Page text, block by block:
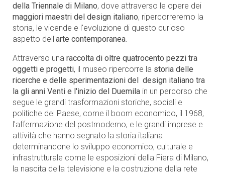
della Triennale di Milano, dove attraverso le opere dei
maggiori maestri del design italiano, ripercorreremo la
storia, le vicende e l'evoluzione di questo curioso
aspetto dell'arte contemporanea
Attraverso una raccolta di oltre quatrocento pezzi tra
oggetti e progetti, il museo ripercorre la storia delle
ricerche e delle sperimentazioni del design italiano tra
la gli anni Venti e l'inizio del Duemila in un percorso che
segue le grandi trasformazioni storiche, sociali e
politiche del Paese, come il boom economico, il 1968,
l'affermazione del postmoderno, e le grandi imprese e
attività che hanno segnato la storia italiana
determinandone lo sviluppo economico, culturale e
infrastrutturale come le esposizioni della Fiera di Milano,
la nascita della televisione e la costruzione della rete